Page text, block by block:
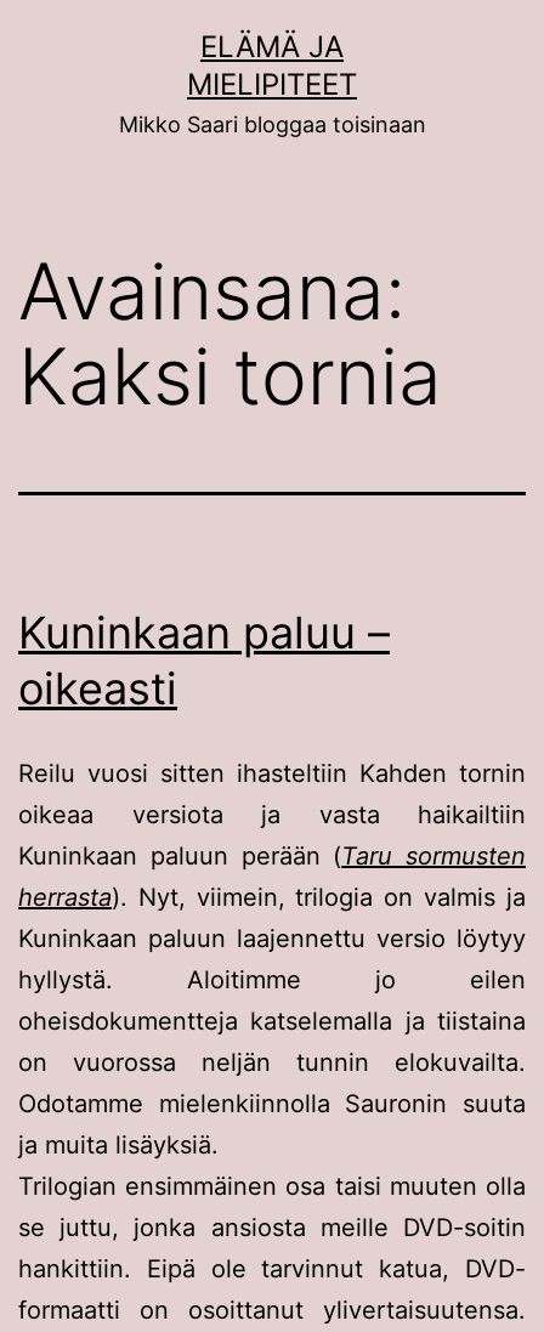
ELÄMÄ JA
MIELIPITEET
Mikko Saari bloggaa toisinaan
Avainsana:
Kaksi tornia
Kuninkaan paluu –
oikeasti
Reilu vuosi sitten ihasteltiin Kahden tornin
oikeaa versiota ja vasta haikailtiin
Kuninkaan paluun perään (Taru sormusten
herrasta). Nyt, viimein, trilogia on valmis ja
Kuninkaan paluun laajennettu versio löytyy
hyllystä. Aloitimme jo eilen
oheisdokumentteja katselemalla ja tiistaina
on vuorossa neljän tunnin elokuvailta.
Odotamme mielenkiinnolla Sauronin suuta
ja muita lisäyksiä.
Trilogian ensimmäinen osa taisi muuten olla
se juttu, jonka ansiosta meille DVD-soitin
hankittiin. Eipä ole tarvinnut katua, DVD-
formaatti on osoittanut ylivertaisuutensa.